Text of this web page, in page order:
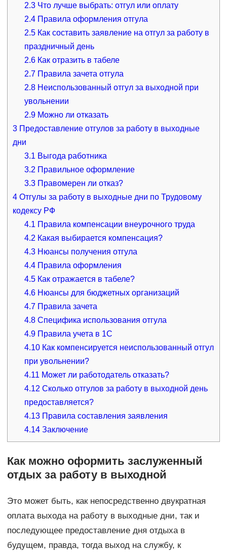
2.3 Что лучше выбрать: отгул или оплату
2.4 Правила оформления отгула
2.5 Как составить заявление на отгул за работу в
праздничный день
2.6 Как отразить в табеле
2.7 Правила зачета отгула
2.8 Неиспользованный отгул за выходной при
увольнении
2.9 Можно ли отказать
3Предоставление отгулов за работу в выходные
дни
3.1 Выгода работника
3.2 Правильное оформление
3.3 Правомерен ли отказ?
4Отгулы за работу в выходные дни по Трудовому
кодексу РФ
4.1 Правила компенсации внеурочного труда
4.2 Какая выбирается компенсация?
4.3 Нюансы получения отгула
4.4 Правила оформления
4.5 Как отражается в табеле?
4.6 Нюансы для бюджетных организаций
4.7 Правила зачета
4.8 Специфика использования отгула
4.9 Правила учета в 1С
4.10 Как компенсируется неиспользованный отгул
при увольнении?
4.11 Может ли работодатель отказать?
4.12 Сколько отгулов за работу в выходной день
предоставляется?
4.13 Правила составления заявления
4.14 Заключение
Как можно оформить заслуженный
отдых за работу в выходной
Это может быть, как непосредственно двукратная
оплата выхода на работу в выходные дни, так и
последующее предоставление дня отдыха в
будущем, правда, тогда выход на службу, к